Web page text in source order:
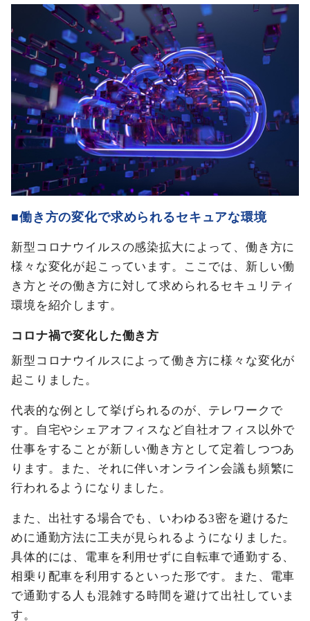
■働き方の変化で求められるセキュアな環境
新型コロナウイルスの感染拡大によって、働き方に
様々な変化が起こっています。ここでは、新しい働
き方とその働き方に対して求められるセキュリティ
環境を紹介します。
コロナ禍で変化した働き方
新型コロナウイルスによって働き方に様々な変化が
起こりました。
代表的な例として挙げられるのが、テレワークで
す。自宅やシェアオフィスなど自社オフィス以外で
仕事をすることが新しい働き方として定着しつつあ
ります。また、それに伴いオンライン会議も頻繁に
行われるようになりました。
また、出社する場合でも、いわゆる3密を避けるた
めに通勤方法に工夫が見られるようになりました。
具体的には、電車を利用せずに自転車で通勤する、
相乗り配車を利用するといった形です。また、電車
で通勤する人も混雑する時間を避けて出社していま
す。